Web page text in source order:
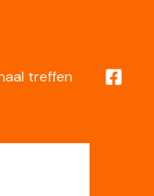
treffen